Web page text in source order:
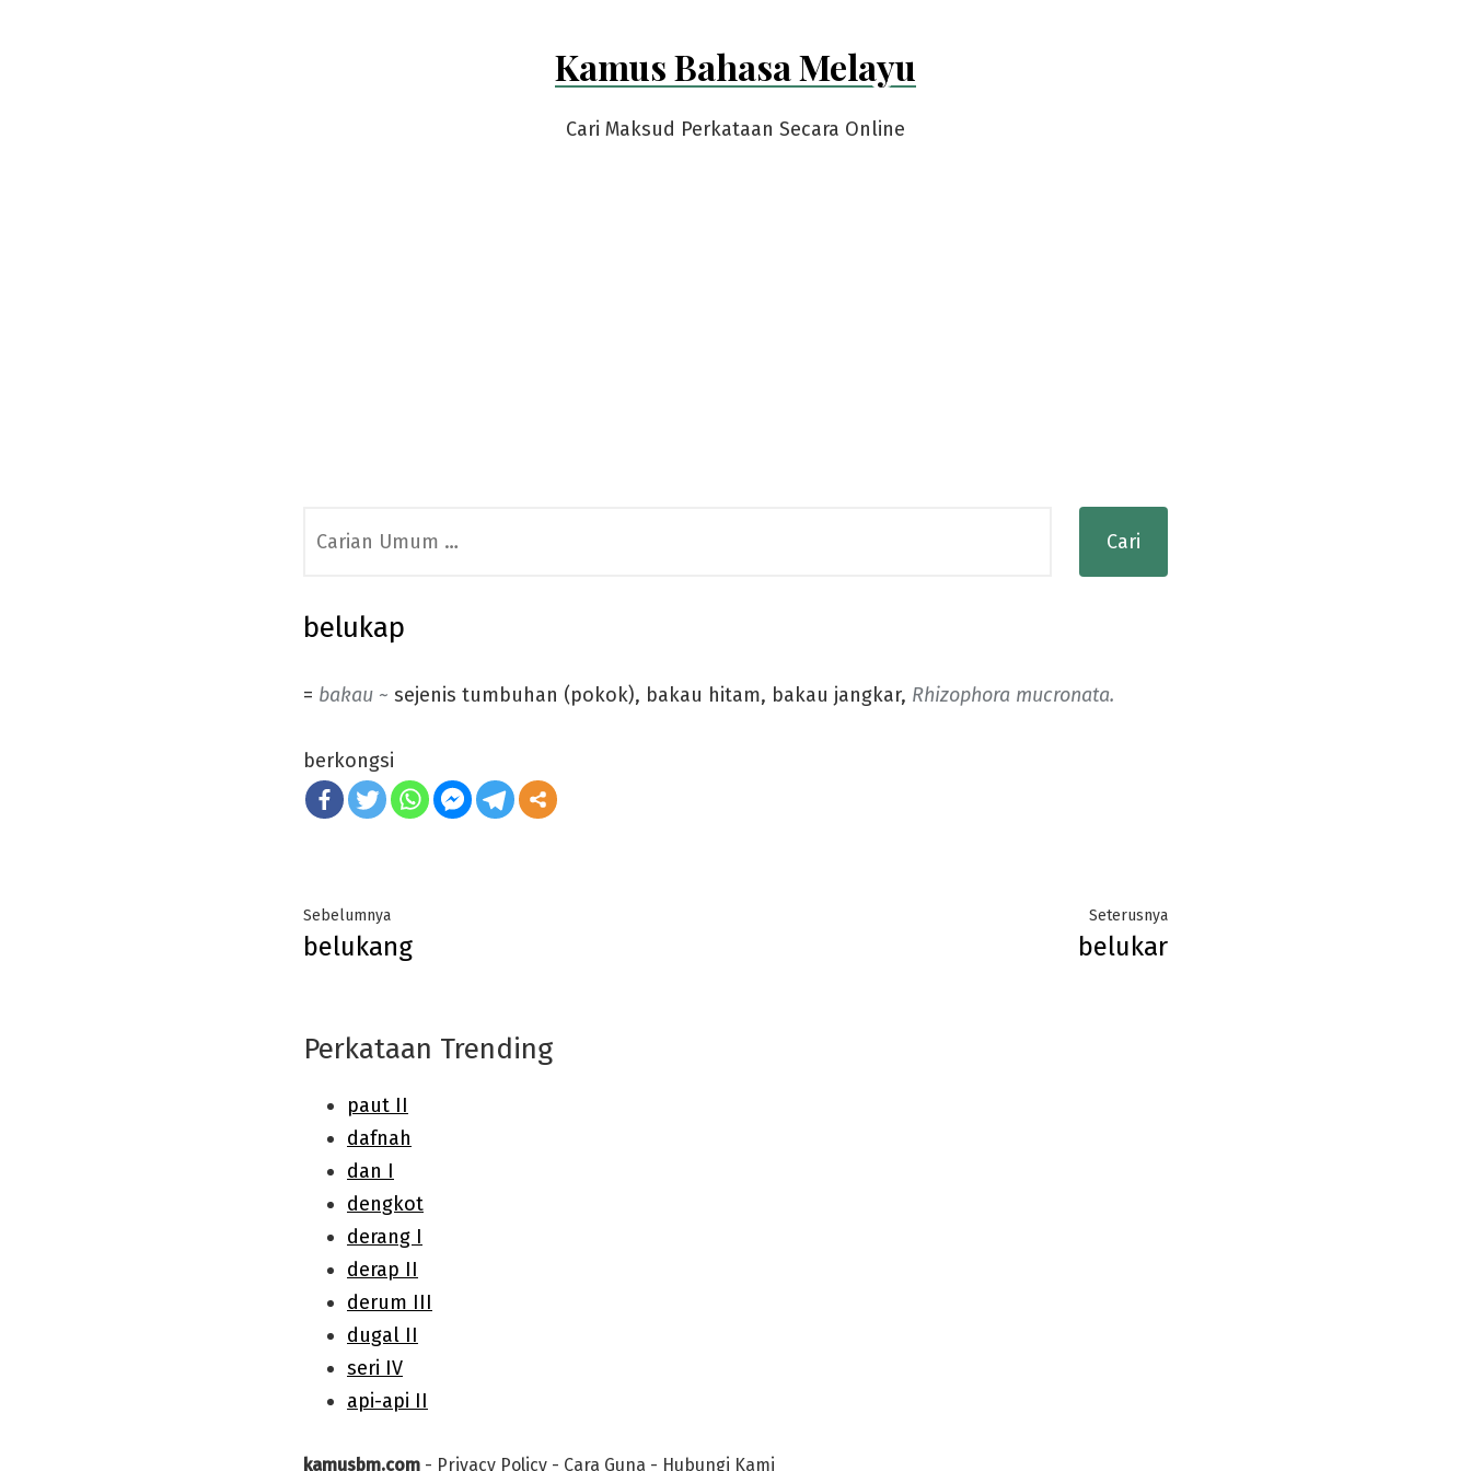
Kamus Bahasa Melayu
Cari Maksud Perkataan Secara Online
for:
belukap
= bakau ~ sejenis tumbuhan (pokok), bakau hitam, bakau jangkar, Rhizophora mucronata.
berkongsi
Post
navigation
SebelumnyaPrevious
post:
belukang
SeterusnyaNext
post:
belukar
Perkataan Trending
kamusbm.com - Privacy Policy - Cara Guna - Hubungi Kami